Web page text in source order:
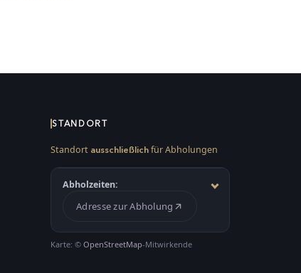
STANDORT
Standort ausschließlich für Abholungen
Abholzeiten:
Adresse zur Abholung
Karte: ©OpenStreetMap-Mitwirkende